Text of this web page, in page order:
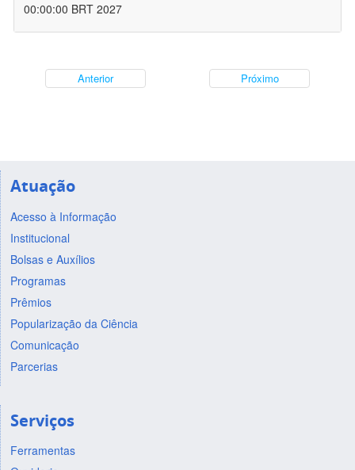
00:00:00 BRT 2027
Anterior Próximo
Atuação
Acesso à Informação
Institucional
Bolsas e Auxílios
Programas
Prêmios
Popularização da Ciência
Comunicação
Parcerias
Serviços
Ferramentas